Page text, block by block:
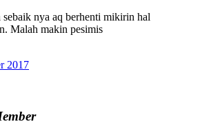
sebaik nya aq berhenti mikirin hal
Malah makin pesimis
2017